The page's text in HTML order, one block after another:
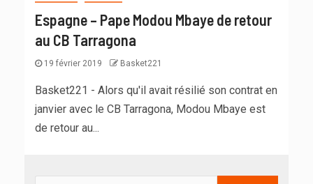
Espagne – Pape Modou Mbaye de retour
au CB Tarragona
19 février 2019 Basket221
Basket221 - Alors qu'il avait résilié son contrat en
janvier avec le CB Tarragona, Modou Mbaye est
de retour au...